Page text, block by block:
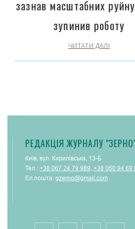
зазнав масштабних
зупинив роботу
ЧИТАТИ ДАЛІ
РЕДАКЦІЯ ЖУРНАЛУ
Київ, вул. Кирилівська, 13-Б
Тел.: +38 067 24 79 989 +38 050 94 69
Ел.пошта: gzerno@gmail.com